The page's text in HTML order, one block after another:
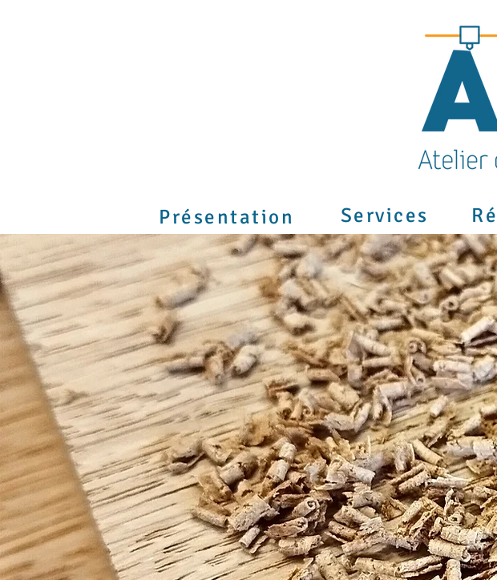
Présentation Services